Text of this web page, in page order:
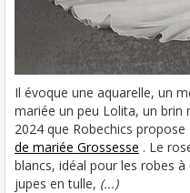
Il évoque une aquarelle, un
mariée un peu Lolita, un brin
2024 que Robechics
de mariée Grossesse . Le
blancs, idéal pour les robes
jupes en tulle, (...)